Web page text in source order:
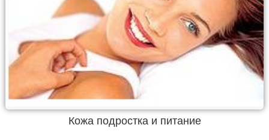
Кожа подростка и питание